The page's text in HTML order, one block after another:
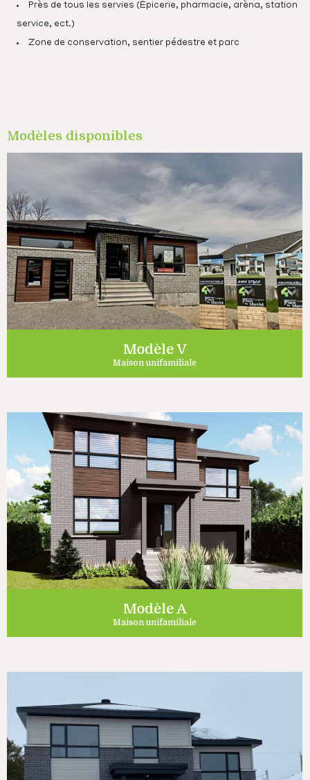
Près de tous les servies (Épicerie, pharmacie, arèna, station
service, ect.)
Zone de conservation, sentier pédestre et parc
Modèles disponibles
Modèle V
Maison unifamiliale
Modèle A
Maison unifamiliale